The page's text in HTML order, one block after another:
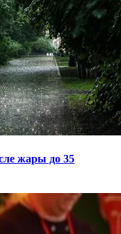
жары до 35